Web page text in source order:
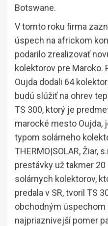
Botswane.
V tomto roku firma
úspech na africkom
podarilo zrealizovať
kolektorov pre Maroko.
Oujda dodali 64
budú slúžiť na ohrev
TS 300, ktorý je
marocké mesto Oujda,
typom solárneho
THERMO|SOLAR, Žiar,
prestávky už takmer
solárnych kolektorov,
predala v SR, tvoril TS
obchodným
najpriaznivejší pomer